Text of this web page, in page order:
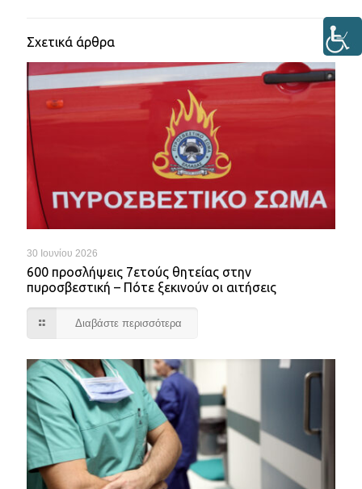
Σχετικά άρθρα
30 Ιουνίου 2026
600 προσλήψεις 7ετούς θητείας στην
πυροσβεστική – Πότε ξεκινούν οι αιτήσεις
Διαβάστε περισσότερα